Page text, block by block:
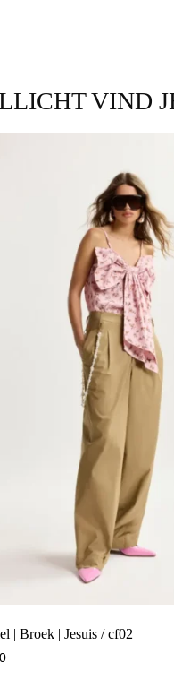
VIND
| Broek | Jesuis / cf02